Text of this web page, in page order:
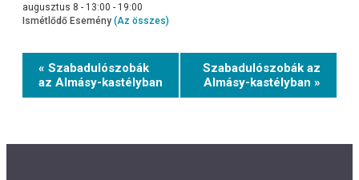
augusztus 8 - 13:00 - 19:00
Ismétlődő Esemény (Az összes)
Event
Navigation
« Szabadulószobák
az Almásy-kastélyban
Szabadulószobák az
Almásy-kastélyban »